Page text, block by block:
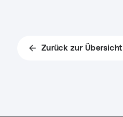
Zurück zur Übersicht